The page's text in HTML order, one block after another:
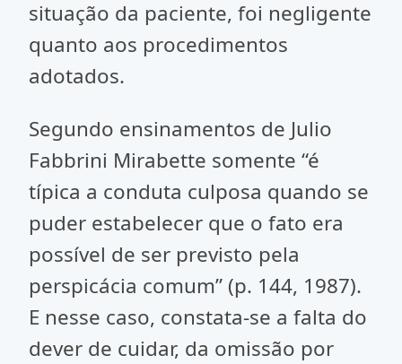
situação da paciente, foi negligente
quanto aos procedimentos
adotados.
Segundo ensinamentos de Julio
Fabbrini Mirabette somente “é
típica a conduta culposa quando se
puder estabelecer que o fato era
possível de ser previsto pela
perspicácia comum” (p. 144, 1987).
E nesse caso, constata-se a falta do
dever de cuidar, da omissão por